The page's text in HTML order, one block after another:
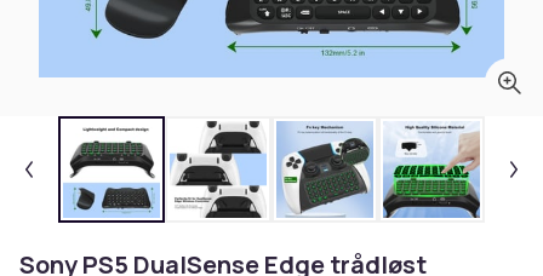
Sony PS5 DualSense Edge trådløst